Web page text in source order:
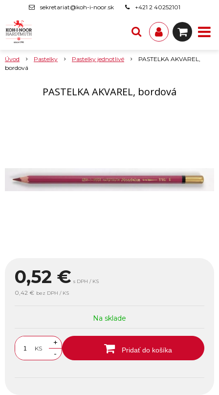
sekretariat@koh-i-noor.sk +421 2 40252101
Úvod Pastelky Pastelky jednotlivé
PASTELKA AKVAREL,
bordová
PASTELKA AKVAREL, bordová
0,52 € s DPH / KS
0,42 € bez DPH / KS
Na sklade
KS
+
-
Pridať do košíka